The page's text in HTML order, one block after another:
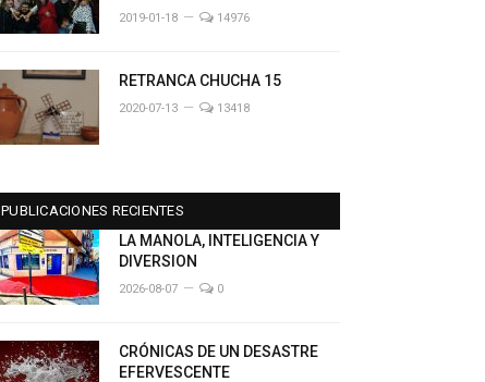
2019-01-18 14976
RETRANCA CHUCHA 15
2020-07-13 13418
PUBLICACIONES RECIENTES
LA MANOLA, INTELIGENCIA Y
DIVERSION
2026-08-07 0
CRÓNICAS DE UN DESASTRE
EFERVESCENTE